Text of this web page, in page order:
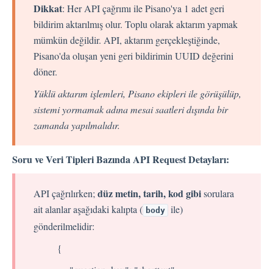
Kanallar
Kiosk Kanalı
Web Widget Kanalı
İş Akışları
Dikkat: Her API çağrımı ile Pisano'ya 1 adet geri
bildirim aktarılmış olur. Toplu olarak aktarım yapmak
mümkün değildir. API, aktarım gerçekleştiğinde,
Pisano'da oluşan yeni geri bildirimin UUID değerini
döner.
Yüklü aktarım işlemleri, Pisano ekipleri ile görüşülüp,
sistemi yormamak adına mesai saatleri dışında bir
zamanda yapılmalıdır.
Soru ve Veri Tipleri Bazında API Request Detayları:
API çağrılırken; düz metin, tarih, kod gibisorulara
ait alanlar aşağıdaki kalıpta ( body ile)
gönderilmelidir:
{